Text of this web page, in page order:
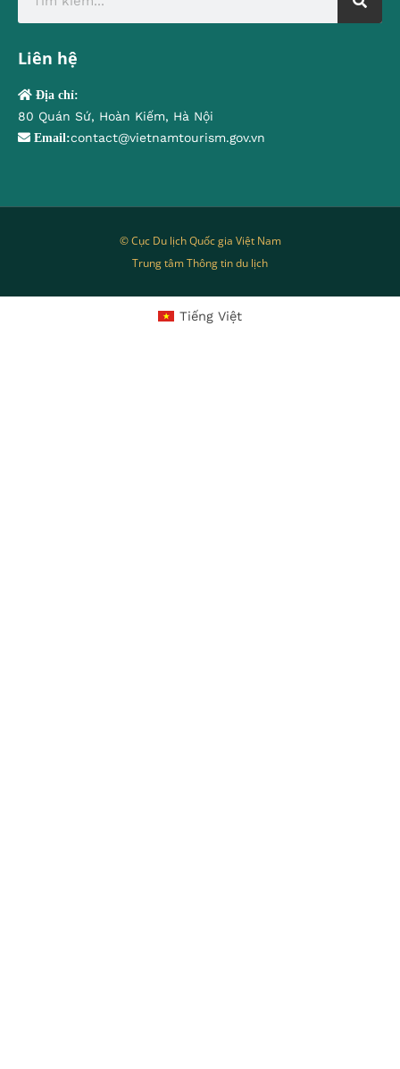
Liên hệ
Địa chỉ:
80 Quán Sứ, Hoàn Kiếm, Hà Nội
Email:contact@vietnamtourism.gov.vn
© Cục Du lịch Quốc gia Việt Nam
Trung tâm Thông tin du lịch
Tiếng Việt